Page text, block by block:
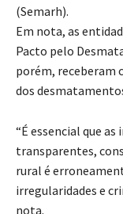
(Semarh).
Em nota, as
Pacto pelo
porém, receberam
dos
“É essencial que
transparentes,
rural é
irregularidades e
nota.